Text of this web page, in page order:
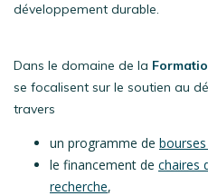
développement durable.
Dans le domaine de la
se focalisent sur le soutien au
travers
un programme de
le financement de chaires
recherche,